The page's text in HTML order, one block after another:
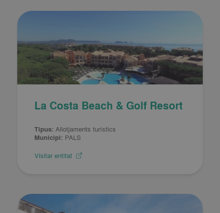
La Costa Beach & Golf Resort
Tipus: Allotjaments turístics
Municipi: PALS
Visitar entitat